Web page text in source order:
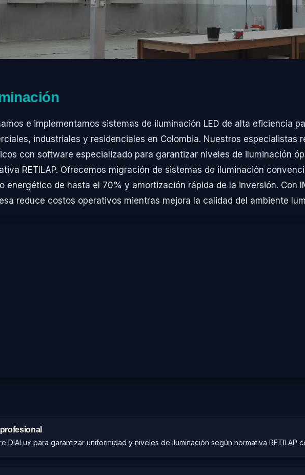
e implementamos sistemas de iluminación LED de alta eficiencia
industriales y residenciales en Colombia. Nuestros especialistas
con software especializado para garantizar niveles de iluminación
RETILAP. Ofrecemos migración de sistemas de iluminación
energético de hasta el 70% y amortización rápida de la inversión. Con
reduce costos operativos mientras mejora la calidad del ambiente
DIALux para garantizar uniformidad y niveles de iluminación según normativa RETILAP